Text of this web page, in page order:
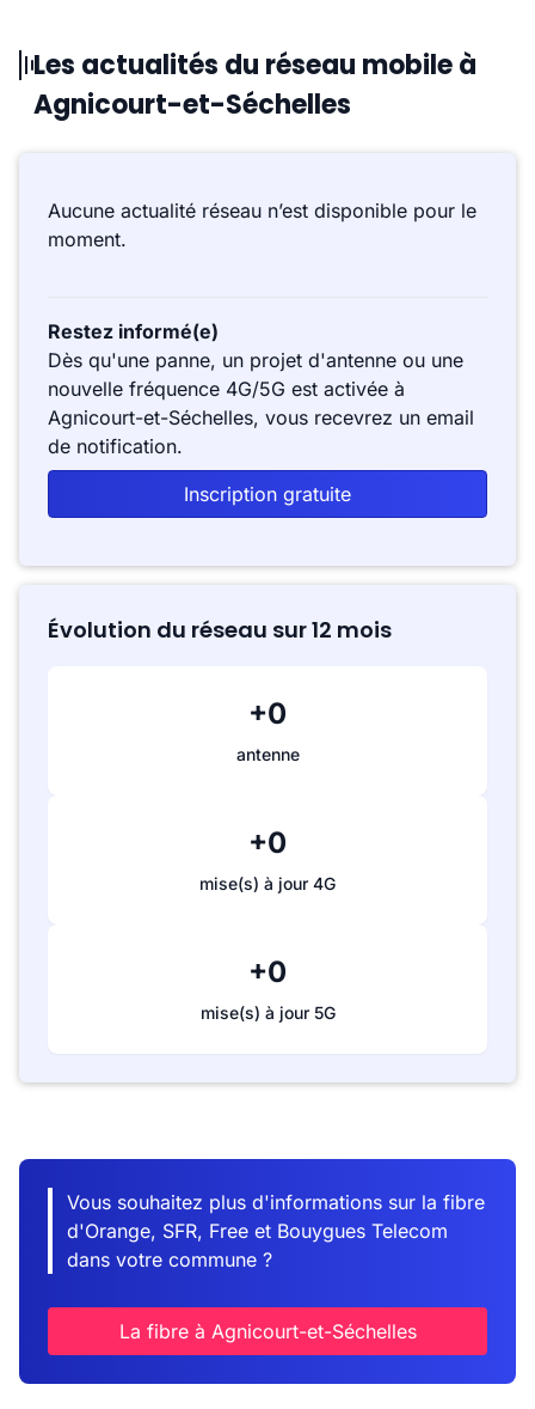
Les actualités du réseau mobile à
Agnicourt-et-Séchelles
Aucune actualité réseau n’est disponible pour le
moment.
Restez informé(e)
Dès qu'une panne, un projet d'antenne ou une
nouvelle fréquence 4G/5G est activée à
Agnicourt-et-Séchelles, vous recevrez un email
de notification.
Inscription gratuite
Évolution du réseau sur 12 mois
+0
antenne
+0
mise(s) à jour 4G
+0
mise(s) à jour 5G
Vous souhaitez plus d'informations sur la fibre
d'Orange, SFR, Free et Bouygues Telecom
dans votre commune ?
La fibre à Agnicourt-et-Séchelles